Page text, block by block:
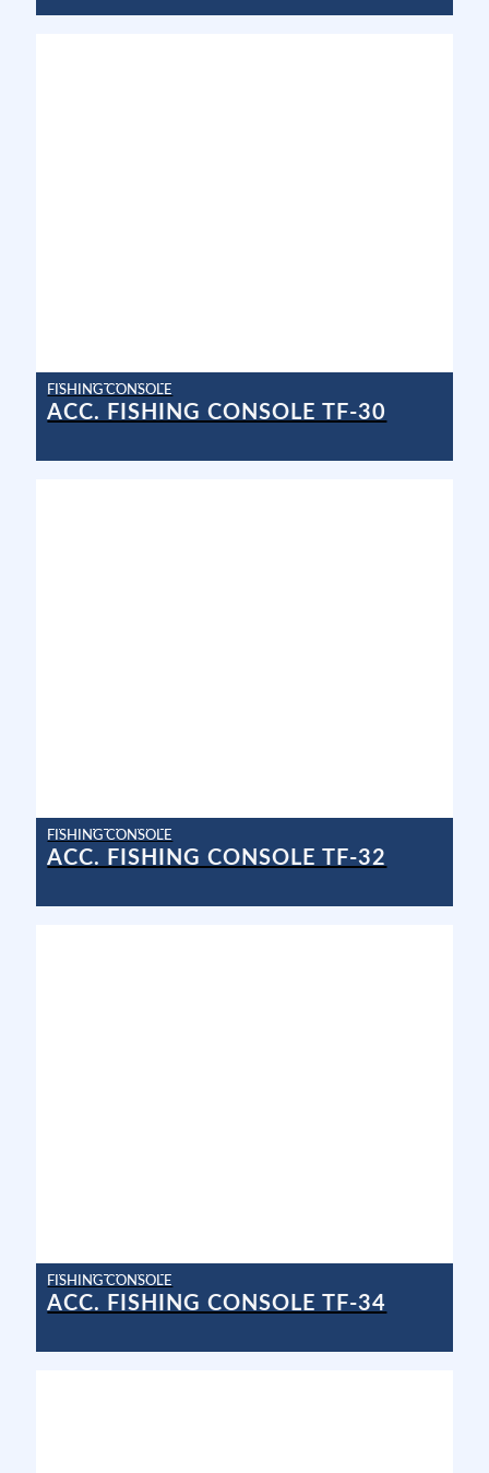
FISHING CONSOLE
ACC. FISHING CONSOLE TF-30
FISHING CONSOLE
ACC. FISHING CONSOLE TF-32
FISHING CONSOLE
ACC. FISHING CONSOLE TF-34